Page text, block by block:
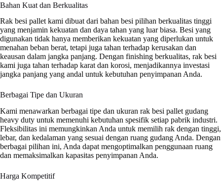
Bahan Kuat dan Berkualitas
Rak besi pallet kami dibuat dari bahan besi pilihan berkualitas tinggi
yang menjamin kekuatan dan daya tahan yang luar biasa. Besi yang
digunakan tidak hanya memberikan kekuatan yang diperlukan untuk
menahan beban berat, tetapi juga tahan terhadap kerusakan dan
keausan dalam jangka panjang. Dengan finishing berkualitas, rak besi
kami juga tahan terhadap karat dan korosi, menjadikannya investasi
jangka panjang yang andal untuk kebutuhan penyimpanan Anda.
Berbagai Tipe dan Ukuran
Kami menawarkan berbagai tipe dan ukuran rak besi pallet gudang
heavy duty untuk memenuhi kebutuhan spesifik setiap pabrik industri.
Fleksibilitas ini memungkinkan Anda untuk memilih rak dengan tinggi,
lebar, dan kedalaman yang sesuai dengan ruang gudang Anda. Dengan
berbagai pilihan ini, Anda dapat mengoptimalkan penggunaan ruang
dan memaksimalkan kapasitas penyimpanan Anda.
Harga Kompetitif